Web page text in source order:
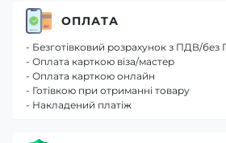
ОПЛАТА
- Безготівковий розрахунок з ПДВ/
- Оплата карткою віза/мастер
- Оплата карткою онлайн
- Готівкою при отриманні товару
- Накладений платіж